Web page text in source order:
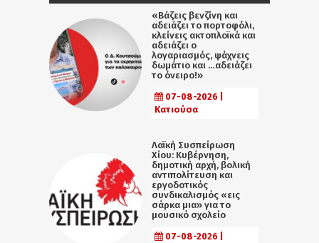
«Βάζεις βενζίνη και
αδειάζει το πορτοφόλι,
κλείνεις ακτοπλοϊκά και
αδειάζει ο
λογαριασμός, ψάχνεις
δωμάτιο και …αδειάζει
το όνειρο!»
07-08-2026 |
Κατιούσα
Λαϊκή Συσπείρωση
Χίου: Κυβέρνηση,
δημοτική αρχή, βολική
αντιπολίτευση και
εργοδοτικός
συνδικαλισμός «εις
σάρκα μια» για το
μουσικό σχολείο
07-08-2026 |